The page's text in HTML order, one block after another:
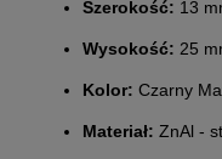
Szerokość: 13
Wysokość: 25
Kolor: Czarny
Materiał: ZnAl -